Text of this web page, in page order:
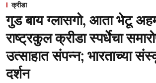
क्रीडा
गुड बाय ग्लासगो, आता भेटू
राष्ट्रकुल क्रीडा स्पर्धेचा
उत्साहात संपन्न; भारताच्या
दर्शन